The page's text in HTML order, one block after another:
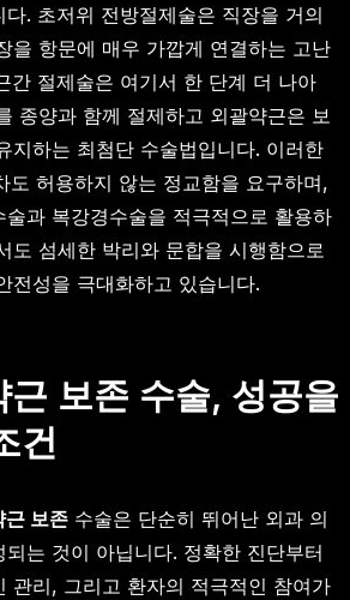
. 초저위 전방절제술은 직장을 거의
을 항문에 매우 가깝게 연결하는 고난
간 절제술은 여기서 한 단계 더 나아
종양과 함께 절제하고 외괄약근은 보
지하는 최첨단 수술법입니다. 이러한
도 허용하지 않는 정교함을 요구하며,
술과 복강경수술을 적극적으로 활용하
도 섬세한 박리와 문합을 시행함으로
전성을 극대화하고 있습니다.
근 보존 수술, 성공을
건
근 보존 수술은 단순히 뛰어난 외과 의
는 것이 아닙니다. 정확한 진단부터
관리, 그리고 환자의 적극적인 참여가